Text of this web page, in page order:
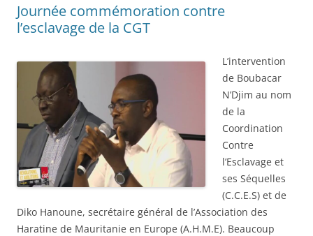
Journée commémoration contre
l’esclavage de la CGT
L’intervention
de Boubacar
N’Djim au nom
de la
Coordination
Contre
l’Esclavage et
ses Séquelles
(C.C.E.S) et de
Diko Hanoune, secrétaire général de l’Association des
Haratine de Mauritanie en Europe (A.H.M.E). Beaucoup